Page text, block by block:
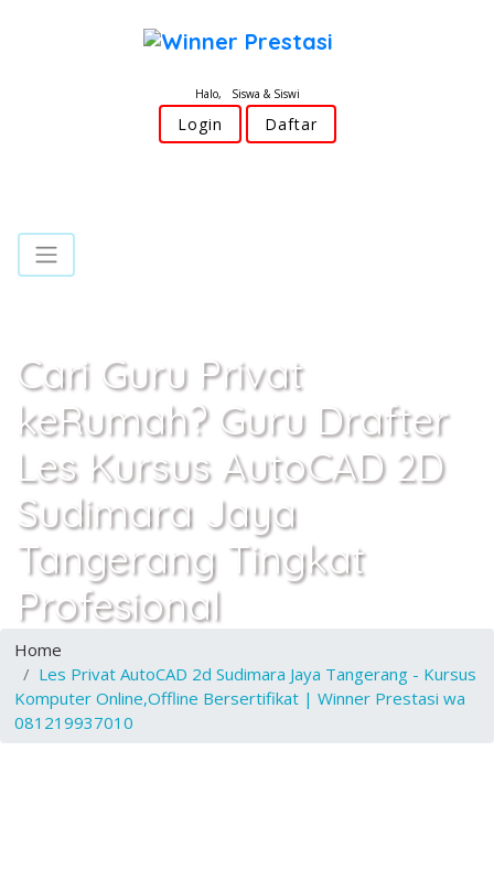
Halo, Siswa & Siswi
Login Daftar
Cari Guru Privat
keRumah? Guru Drafter
Les Kursus AutoCAD 2D
Sudimara Jaya
Tangerang Tingkat
Profesional
Home
Les Privat AutoCAD 2d Sudimara Jaya Tangerang - Kursus
Komputer Online,Offline Bersertifikat | Winner Prestasi wa
081219937010